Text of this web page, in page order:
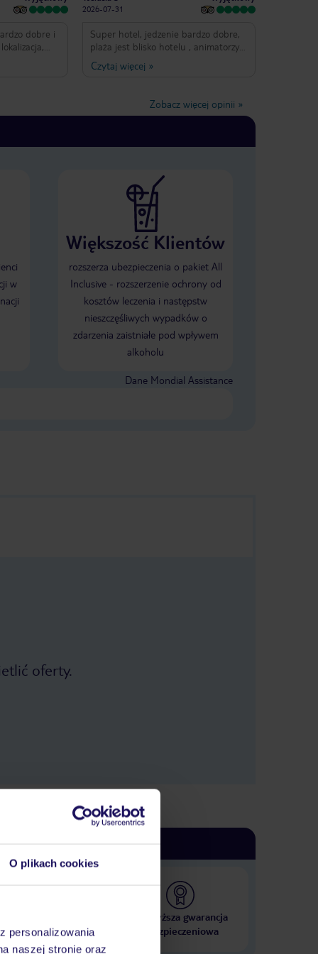
O plikach cookies
personalizowania
naszej stronie oraz
dobre i
sa
Co
2026-07-31
Super hotel, jedzenie bardzo dobre,
plaża jest blisko hotelu , animatorzy
bardzo fajni i dużo jest atrakcji
Czytaj więcej »
Zobacz więcej opinii »
w
Większość Klientów
rozszerza ubezpieczenia o pakiet All
Inclusive - rozszerzenie ochrony od
kosztów leczenia i następstw
nieszczęśliwych wypadków o
zdarzenia zaistniałe pod wpływem
alkoholu
Dane Mondial Assistance
oferty.
krajach
Najwyższa gwarancja
ubezpieczeniowa